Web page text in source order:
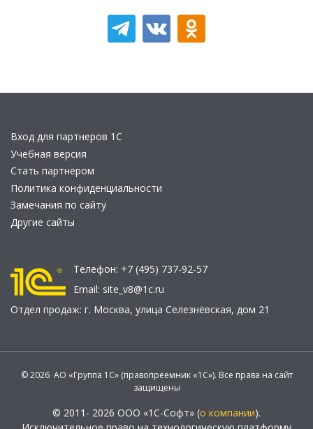
Вход для партнеров 1С
Учебная версия
Стать партнером
Политика конфиденциальности
Замечания по сайту
Другие сайты
Телефон: +7 (495) 737-92-57
Email: site_v8@1c.ru
Отдел продаж: г. Москва, улица Селезнёвская, дом 21
© 2026 АО «Группа 1С» (правопреемник «1С»). Все права на сайт
защищены
© 2011- 2026 ООО «1С-Софт» (о компании).